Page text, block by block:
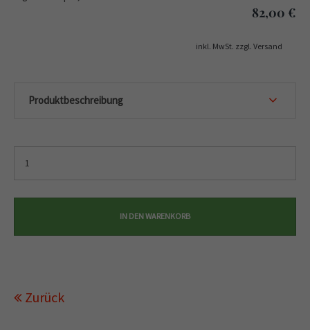
82,00 €
inkl. MwSt. zzgl. Versand
Produktbeschreibung
Zurück